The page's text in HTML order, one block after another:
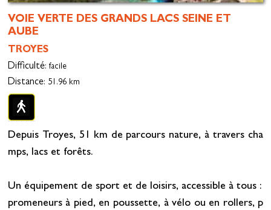
VOIE VERTE DES GRANDS LACS SEINE ET
AUBE
TROYES
Difficulté: facile
Distance: 51.96 km
Depuis Troyes, 51 km de parcours nature, à travers cha
mps, lacs et forêts.
Un équipement de sport et de loisirs, accessible à tous :
promeneurs à pied, en poussette, à vélo ou en rollers, p